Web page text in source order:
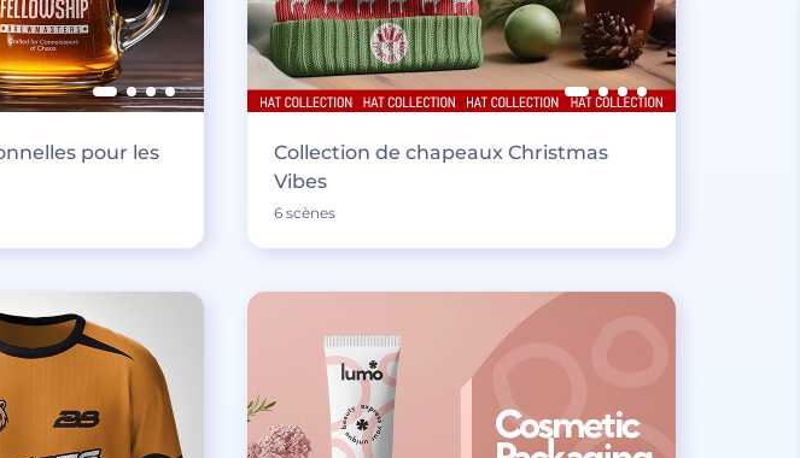
pour les
Collection de chapeaux Christmas
Vibes
6 scènes